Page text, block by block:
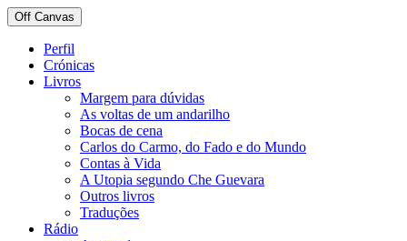
Off Canvas
Perfil
Crónicas
Livros
Margem para dúvidas
As voltas de um andarilho
Bocas de cena
Carlos do Carmo, do Fado e do Mundo
Contas à Vida
A Utopia segundo Che Guevara
Outros livros
Traduções
Rádio